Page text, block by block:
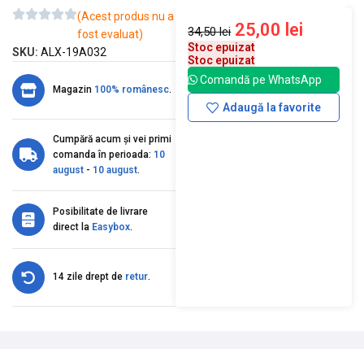
(Acest produs nu a
fost evaluat)
SKU: ALX-19A032
Magazin 100% românesc.
Cumpără acum și vei primi
comanda în perioada: 10
august - 10 august.
Posibilitate de livrare
direct la Easybox.
14 zile drept de retur.
34,50lei 25,00 lei
Stoc epuizat
Stoc epuizat
Comandă pe WhatsApp
Adaugă la favorite